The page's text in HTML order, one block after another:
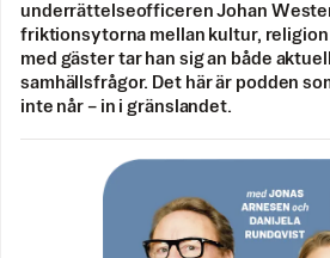
underrättelseofficeren Johan
friktionsytorna mellan kultur, religion
med gäster tar han sig an både
samhällsfrågor. Det här är podden
inte når – in i gränslandet.